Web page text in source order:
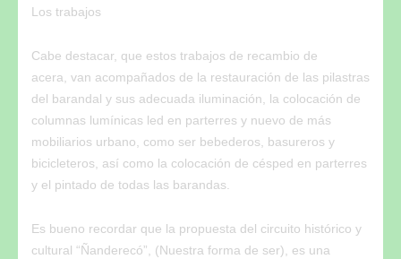
Los trabajos
Cabe destacar, que estos trabajos de recambio de
acera, van acompañados de la restauración de las pilastras
del barandal y sus adecuada iluminación, la colocación de
columnas lumínicas led en parterres y nuevo de más
mobiliarios urbano, como ser bebederos, basureros y
bicicleteros, así como la colocación de césped en parterres
y el pintado de todas las barandas.
Es bueno recordar que la propuesta del circuito histórico y
cultural “Ñanderecó”, (Nuestra forma de ser), es una